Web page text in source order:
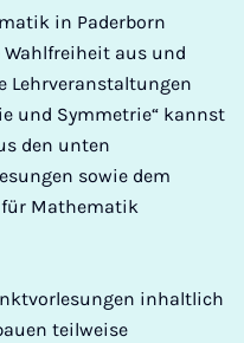
in Paderborn
aus und
Lehrveranstaltungen
und Symmetrie“ kannst
den unten
sowie dem
Mathematik
inhaltlich
teilweise